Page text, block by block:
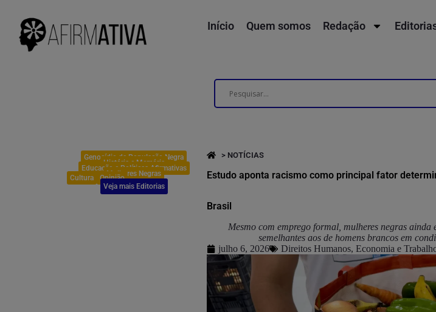
Início Quem somos Redação
Genocídio da População Negra
História e Memória
Educação e Políticas Afirmativas
Mulheres Negras
Cultura
Opinião
Veja mais Editorias
> NOTÍCIAS
Estudo aponta racismo como principal fator
Brasil
Mesmo com emprego formal, mulheres negras
semelhantes aos de homens brancos em
julho 6, 2026
Direitos Humanos, Economia e